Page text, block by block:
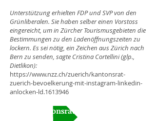
Unterstützung erhielten FDP und SVP von den
Grünliberalen. Sie haben selber einen Vorstoss
eingereicht, um in Zürcher Tourismusgebieten die
Bestimmungen zu den Ladenöffnungszeiten zu
lockern. Es sei nötig, ein Zeichen aus Zürich nach
Bern zu senden, sagte Cristina Cortellini (glp.,
Dietlikon):
https://www.nzz.ch/zuerich/kantonsrat-
zuerich-bevoelkerung-mit-instagram-linkedin-
anlocken-ld.1613946
Video Kantonsrat